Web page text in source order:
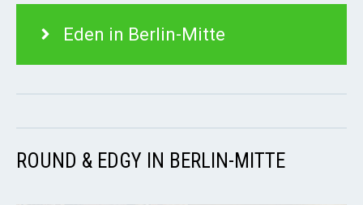
Eden in Berlin-Mitte
ROUND & EDGY IN BERLIN-MITTE